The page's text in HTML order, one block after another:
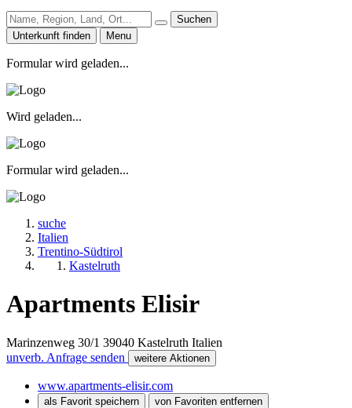
Suchen
Unterkunft finden
Menu
Formular wird geladen...
Wird geladen...
Formular wird geladen...
suche
Italien
Trentino-Südtirol
Kastelruth
Apartments Elisir
Marinzenweg 30/1 39040 Kastelruth Italien
unverb. Anfrage senden
weitere Aktionen
www.apartments-elisir.com
als Favorit speichern
von Favoriten entfernen